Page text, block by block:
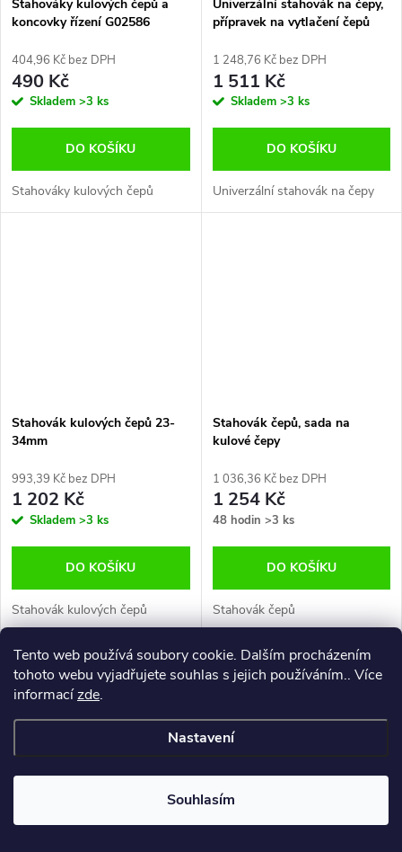
Tento web používá soubory cookie. Dalším procházením
tohoto webu vyjadřujete souhlas s jejich používáním.. Více
informacízde.
Nastavení
Souhlasím
Stahováky kulových čepů a
koncovky řízení G02586
404,96 Kč bez DPH
490 Kč
Skladem >3 ks
DO KOŠÍKU
Stahováky kulových čepů
Univerzální stahovák na čepy,
přípravek na vytlačení čepů
1 248,76 Kč bez DPH
1 511 Kč
Skladem >3 ks
DO KOŠÍKU
Univerzální stahovák na čepy
Stahovák kulových čepů 23-
34mm
993,39 Kč bez DPH
1 202 Kč
Skladem >3 ks
DO KOŠÍKU
Stahovák kulových čepů
Stahovák čepů, sada na
kulové čepy
1 036,36 Kč bez DPH
1 254 Kč
48 hodin >3 ks
DO KOŠÍKU
Stahovák čepů
–20 %